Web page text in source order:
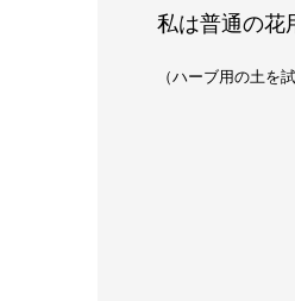
私は普通の花
（ハーブ用の土を